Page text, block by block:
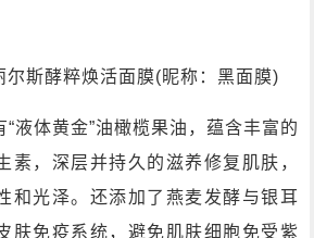
酵粹焕活面膜(昵称：黑面膜)
体黄金”油橄榄果油，蕴含丰富的
素，深层并持久的滋养修复肌肤，
和光泽。还添加了燕麦发酵与银耳
肤免疫系统，避免肌肤细胞免受紫